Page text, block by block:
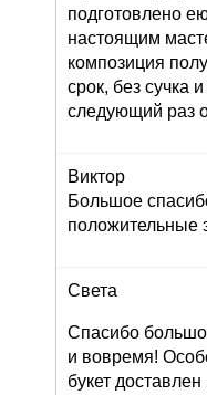
подготовлено
настоящим
композиция
срок, без сучка
следующий раз
Виктор
Большое
положительные
Света
Спасибо
и вовремя!
букет